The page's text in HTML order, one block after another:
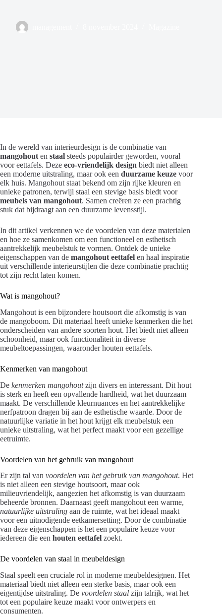
In de wereld van interieurdesign is de combinatie van
mangohout en staal steeds populairder geworden, vooral
voor eettafels. Deze eco-vriendelijk design biedt niet alleen
een moderne uitstraling, maar ook een duurzame keuze voor
elk huis. Mangohout staat bekend om zijn rijke kleuren en
unieke patronen, terwijl staal een stevige basis biedt voor
meubels van mangohout. Samen creëren ze een prachtig
stuk dat bijdraagt aan een duurzame levensstijl.
In dit artikel verkennen we de voordelen van deze materialen
en hoe ze samenkomen om een functioneel en esthetisch
aantrekkelijk meubelstuk te vormen. Ontdek de unieke
eigenschappen van de mangohout eettafel en haal inspiratie
uit verschillende interieurstijlen die deze combinatie prachtig
tot zijn recht laten komen.
Wat is mangohout?
Mangohout is een bijzondere houtsoort die afkomstig is van
de mangoboom. Dit materiaal heeft unieke kenmerken die het
onderscheiden van andere soorten hout. Het biedt niet alleen
schoonheid, maar ook functionaliteit in diverse
meubeltoepassingen, waaronder houten eettafels.
Kenmerken van mangohout
De kenmerken mangohoutzijn divers en interessant. Dit hout
is sterk en heeft een opvallende hardheid, wat het duurzaam
maakt. De verschillende kleurnuances en het aantrekkelijke
nerfpatroon dragen bij aan de esthetische waarde. Door de
natuurlijke variatie in het hout krijgt elk meubelstuk een
unieke uitstraling, wat het perfect maakt voor een gezellige
eetruimte.
Voordelen van het gebruik van mangohout
Er zijn tal van voordelen van het gebruik van mangohout. Het
is niet alleen een stevige houtsoort, maar ook
milieuvriendelijk, aangezien het afkomstig is van duurzaam
beheerde bronnen. Daarnaast geeft mangohout een warme,
natuurlijke uitstraling aan de ruimte, wat het ideaal maakt
voor een uitnodigende eetkamersetting. Door de combinatie
van deze eigenschappen is het een populaire keuze voor
iedereen die een houten eettafel zoekt.
De voordelen van staal in meubeldesign
Staal speelt een cruciale rol in moderne meubeldesignen. Het
materiaal biedt niet alleen een sterke basis, maar ook een
eigentijdse uitstraling. De voordelen staal zijn talrijk, wat het
tot een populaire keuze maakt voor ontwerpers en
consumenten.